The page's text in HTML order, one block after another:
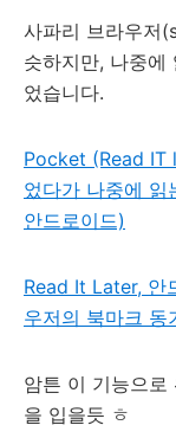
사파리 브라우저
슷하지만, 나중에
었습니다.
Pocket (Read IT
었다가 나중에 읽
안드로이드)
Read It Later, 안
우저의 북마크 동
암튼 이 기능으
을 입을듯 ㅎ